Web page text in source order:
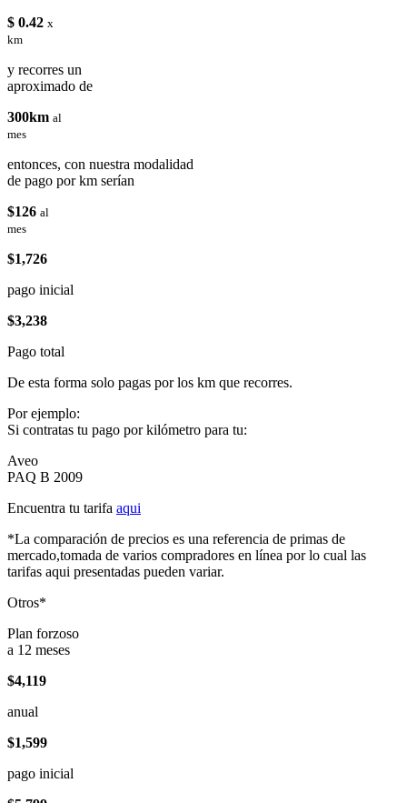
$ 0.42 x
km
y recorres un
aproximado de
300km al
mes
entonces, con nuestra modalidad
de pago por km serían
$126 al
mes
$1,726
pago inicial
$3,238
Pago total
De esta forma solo pagas por los km que recorres.
Por ejemplo:
Si contratas tu pago por kilómetro para tu:
Aveo
PAQ B 2009
Encuentra tu tarifa aqui
*La comparación de precios es una referencia de primas de
mercado,tomada de varios compradores en línea por lo cual las
tarifas aqui presentadas pueden variar.
Otros*
Plan forzoso
a 12 meses
$4,119
anual
$1,599
pago inicial